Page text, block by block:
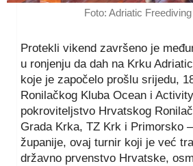
Foto: Adriatic
Protekli vikend završeno je
u ronjenju da dah na Krku
koje je započelo prošlu srijedu,
Ronilačkog Kluba Ocean i
pokroviteljstvo Hrvatskog
Grada Krka, TZ Krk i Primorsko
županije, ovaj turnir koji je već
državno prvenstvo Hrvatske,